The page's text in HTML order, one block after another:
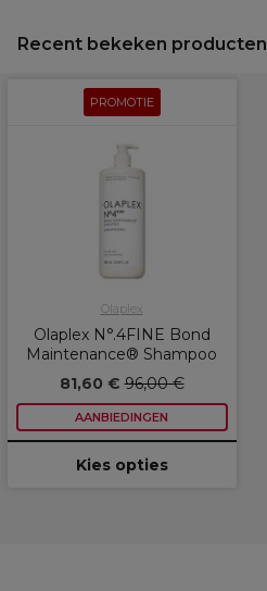
Recent bekeken producten
PROMOTIE
Olaplex
Olaplex N°.4FINE Bond
Maintenance® Shampoo
81,60 €96,00 €
AANBIEDINGEN
Kies opties